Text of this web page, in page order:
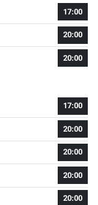
17:00
20:00
20:00
17:00
20:00
20:00
20:00
20:00